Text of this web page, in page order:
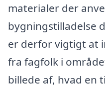
materialer der
bygningstilladelse
er derfor vigtigt at
fra fagfolk i
billede af, hvad en